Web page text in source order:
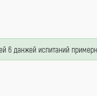
6 данжей испитаний